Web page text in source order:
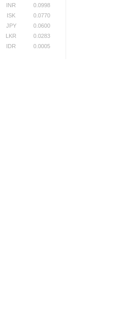
INR
0.0998
ISK
0.0770
JPY
0.0600
LKR
0.0283
IDR
0.0005